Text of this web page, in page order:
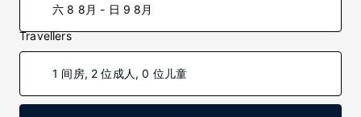
六 8 8月 - 日 9 8月
Travellers
1 间房, 2 位成人, 0 位儿童